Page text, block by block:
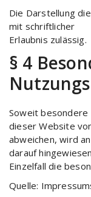
Die Darstellung
mit schriftlicher
Erlaubnis zulässig.
§ 4
Soweit besondere
dieser Website
abweichen, wird
darauf
Einzelfall die
Quelle: